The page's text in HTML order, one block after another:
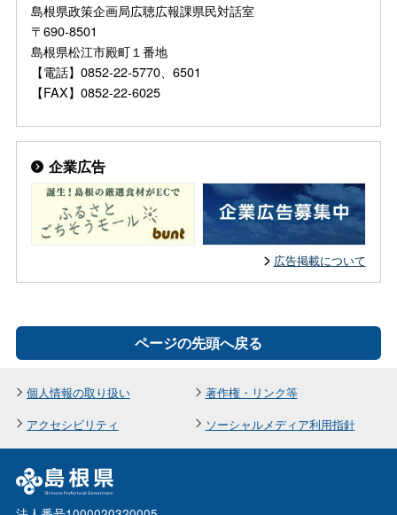
島根県政策企画局広聴広報課県民対話室
〒690-8501
島根県松江市殿町１番地
【電話】0852-22-5770、6501
【FAX】0852-22-6025
企業広告
広告掲載について
ページの先頭へ戻る
個人情報の取り扱い
著作権・リンク等
アクセシビリティ
ソーシャルメディア利用指針